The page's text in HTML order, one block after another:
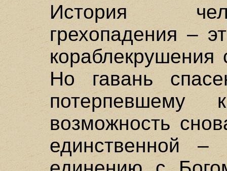
История
грехопадения –
Но гавань
потерпевшему
возможность
единственной